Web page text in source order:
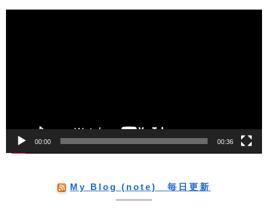
00:00 00:36
My Blog (note) 毎日更新